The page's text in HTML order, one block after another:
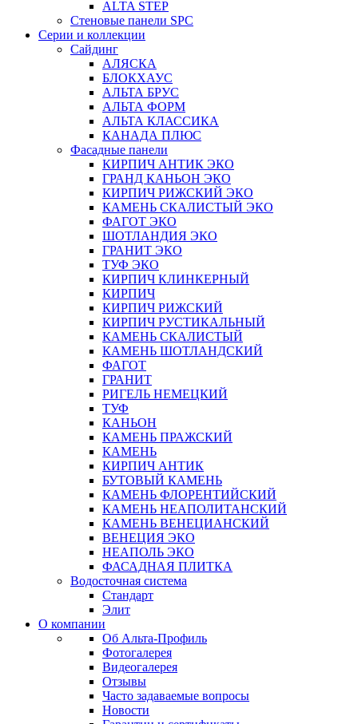
ALTA STEP
Стеновые панели SPC
Серии и коллекции
Сайдинг
АЛЯСКА
БЛОКХАУС
АЛЬТА БРУС
АЛЬТА ФОРМ
АЛЬТА КЛАССИКА
КАНАДА ПЛЮС
Фасадные панели
КИРПИЧ АНТИК ЭКО
ГРАНД КАНЬОН ЭКО
КИРПИЧ РИЖСКИЙ ЭКО
КАМЕНЬ СКАЛИСТЫЙ ЭКО
ФАГОТ ЭКО
ШОТЛАНДИЯ ЭКО
ГРАНИТ ЭКО
ТУФ ЭКО
КИРПИЧ КЛИНКЕРНЫЙ
КИРПИЧ
КИРПИЧ РИЖСКИЙ
КИРПИЧ РУСТИКАЛЬНЫЙ
КАМЕНЬ СКАЛИСТЫЙ
КАМЕНЬ ШОТЛАНДСКИЙ
ФАГОТ
ГРАНИТ
РИГЕЛЬ НЕМЕЦКИЙ
ТУФ
КАНЬОН
КАМЕНЬ ПРАЖСКИЙ
КАМЕНЬ
КИРПИЧ АНТИК
БУТОВЫЙ КАМЕНЬ
КАМЕНЬ ФЛОРЕНТИЙСКИЙ
КАМЕНЬ НЕАПОЛИТАНСКИЙ
КАМЕНЬ ВЕНЕЦИАНСКИЙ
ВЕНЕЦИЯ ЭКО
НЕАПОЛЬ ЭКО
ФАСАДНАЯ ПЛИТКА
Водосточная система
Стандарт
Элит
О компании
Об Альта-Профиль
Фотогалерея
Видеогалерея
Отзывы
Часто задаваемые вопросы
Новости